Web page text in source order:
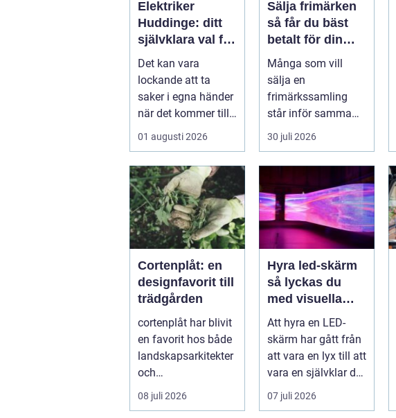
Elektriker
Huddinge: ditt
självklara val för
säker
elinstallation
Det kan vara
lockande att ta
saker i egna händer
när det kommer till
hemförbättr...
01 augusti 2026
Sälja frimärken
så får du bäst
betalt för din
samling
Många som vill
sälja en
frimärkssamling
står inför samma
frågor: Vad är
samlingen värd?
Var vänder m...
30 juli 2026
Cortenplåt: en
designfavorit till
trädgården
cortenplåt har blivit
en favorit hos både
landskapsarkitekter
och
trädgårdsentusiaste
r. Det är ett m...
08 juli 2026
Hyra led-skärm
så lyckas du
med visuella
upplevelser på
event
Att hyra en LED-
skärm har gått från
att vara en lyx till att
vara en självklar del
på många event,
m...
07 juli 2026